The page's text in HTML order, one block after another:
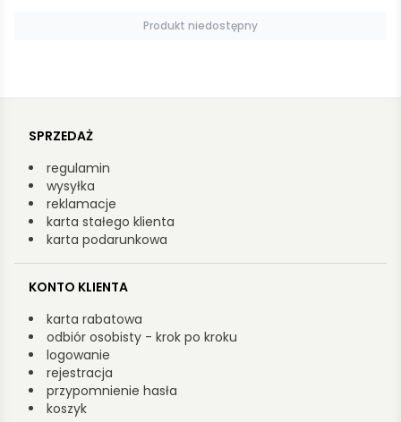
Produkt niedostępny
SPRZEDAŻ
regulamin
wysyłka
reklamacje
karta stałego klienta
karta podarunkowa
KONTO KLIENTA
karta rabatowa
odbiór osobisty - krok po kroku
logowanie
rejestracja
przypomnienie hasła
koszyk